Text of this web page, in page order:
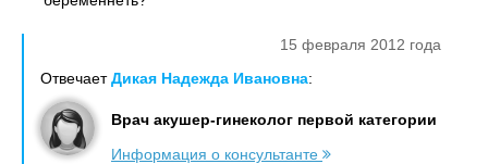
15 февраля 2012 года
ОтвечаетДикая Надежда Ивановна:
Врач акушер-гинеколог первой категории
Информация о консультанте